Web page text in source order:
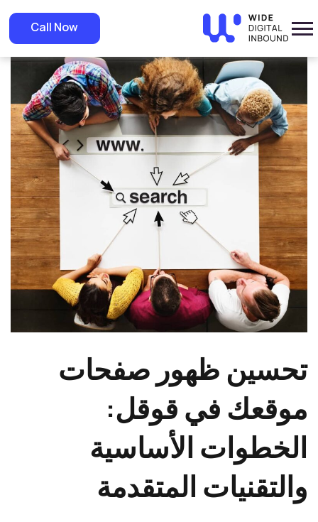
Call Now Home Blog
»
تحسين ظهور صفحات موقعك في قوقل: الخطوات الأساسية
والتقنيات المتقدمة
تحسين ظهور صفحات
موقعك في قوقل:
الخطوات الأساسية
والتقنيات المتقدمة